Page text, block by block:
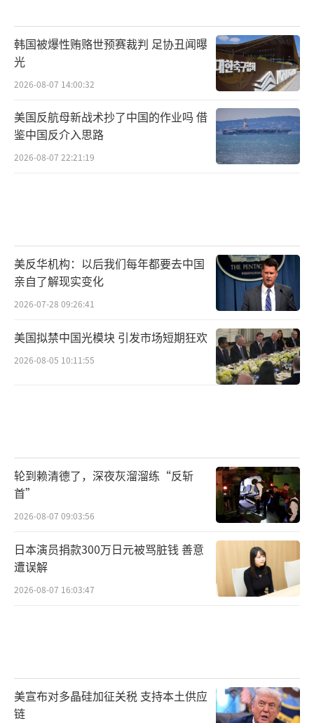
韩国被爆性贿赂世预赛裁判 足协丑闻曝
光
2026-08-07 14:00:32
美国反航母新战术抄了中国的作业吗 借
鉴中国反介入思路
2026-08-07 22:21:19
美反华机构：以后我们每年都要去中国
亲自了解现实变化
2026-07-28 09:26:41
美国拟禁中国光模块 引发市场短期狂欢
2026-08-05 10:11:55
轮到赖清德了，深夜灰溜溜练“反斩
首”
2026-08-07 09:03:56
日本演员捐款300万日元被骂脏钱 善意
遭误解
2026-08-07 16:03:47
美宣布对多晶硅加征关税 支持本土供应
链